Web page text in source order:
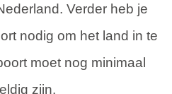
Verder heb je
nodig om het land in te
moet nog minimaal
zijn.